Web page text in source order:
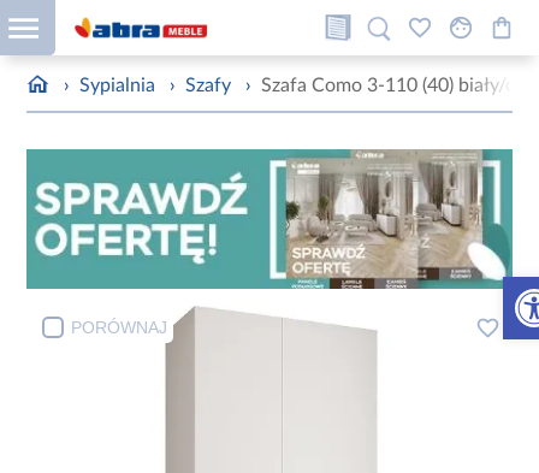
› Sypialnia › Szafy › Szafa Como 3-110 (40) biały/
PORÓWNAJ